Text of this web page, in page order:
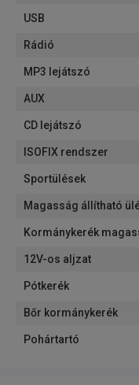
USB
Rádió
MP3 lejátszó
AUX
CD lejátszó
ISOFIX rendszer
Sportülések
Magasság állítható
Kormánykerék
12V-os aljzat
Pótkerék
Bőr kormánykerék
Pohártartó